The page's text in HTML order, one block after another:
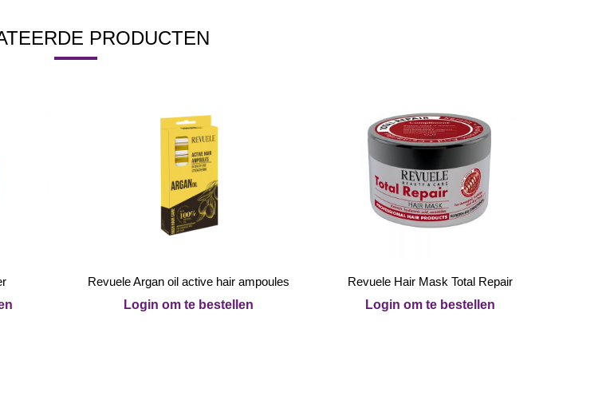
PRODUCTEN
Revuele Argan oil active hair ampoules
Login om te bestellen
Revuele Hair Mask Total Repair
Login om te bestellen